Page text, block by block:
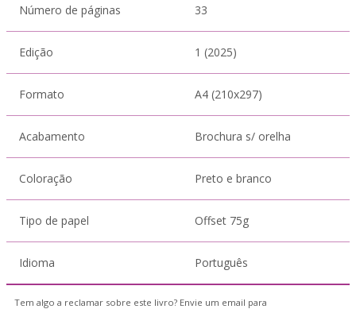
Número de páginas 33
Edição 1 (2025)
Formato A4 (210x297)
Acabamento Brochura s/ orelha
Coloração Preto e branco
Tipo de papel Offset 75g
Idioma Português
Tem algo a reclamar sobre este livro? Envie um email para